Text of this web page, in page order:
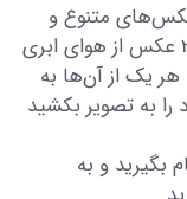
عکس‌های متنوع و
زیبا دعوت می‌کنیم. این مجموعه شامل 24 عکس از هوای ابری
یک از آن‌ها به
به تصویر بکشید
بگیرید و به